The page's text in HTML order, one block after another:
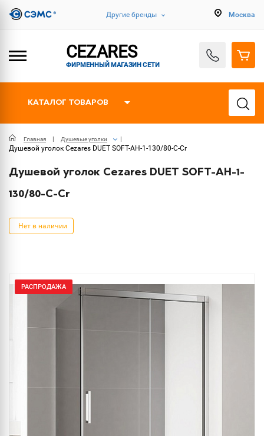
Другие бренды Москва
CEZARES
ФИРМЕННЫЙ МАГАЗИН СЕТИ
КАТАЛОГ ТОВАРОВ
Главная Душевые уголки
Душевой уголок Cezares DUET SOFT-AH-1-130/80-C-Cr
Душевой уголок Cezares DUET SOFT-AH-1-
130/80-C-Cr
Нет в наличии
РАСПРОДАЖА